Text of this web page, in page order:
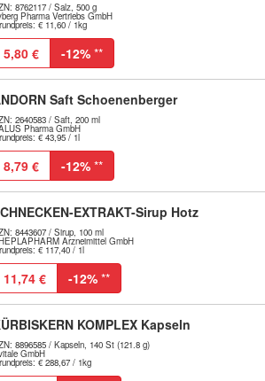
8762117 / Salz, 500 g
Pharma Vertriebs GmbH
€ 11,60 / 1kg
5,80 € -12% **
Saft Schoenenberger
2640583 / Saft, 200 ml
Pharma GmbH
€ 43,95 / 1l
8,79 € -12% **
EXTRAKT-Sirup Hotz
8443607 / Sirup, 100 ml
Arzneimittel GmbH
€ 117,40 / 1l
11,74 € -12% **
KOMPLEX Kapseln
8896585 / Kapseln, 140 St (121.8 g)
GmbH
€ 288,67 / 1kg